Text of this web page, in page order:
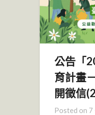
公告「
育計畫
開徵信
Posted on 7